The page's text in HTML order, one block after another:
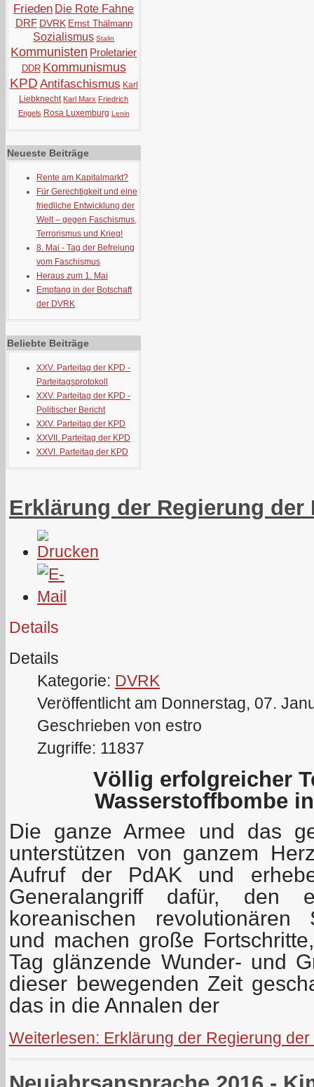
Frieden Die Rote Fahne
DRF DVRK Ernst Thälmann
Sozialismus Stalin
Kommunisten Proletarier
DDR Kommunismus
KPD Antifaschismus Karl
Liebknecht Karl Marx Friedrich
Engels Rosa Luxemburg Lenin
Neueste Beiträge
Rente am Kapitalmarkt?
Für Gerechtigkeit und eine
friedliche Entwicklung der
Welt – gegen Faschismus,
Terrorismus und Krieg!
8. Mai - Tag der Befreiung
vom Faschismus
Heraus zum 1. Mai
Empfang in der Botschaft
der DVRK
Beliebte Beiträge
XXV. Parteitag der KPD -
Parteitagsprotokoll
XXV. Parteitag der KPD -
Politischer Bericht
XXV. Parteitag der KPD
XXVII. Parteitag der KPD
XXVI. Parteitag der KPD
Erklärung der Regierung der
Details
Details
Kategorie: DVRK
Veröffentlicht am Donnerstag, 07.
Geschrieben von estro
Zugriffe: 11837
Völlig erfolgreicher
Wasserstoffbombe
Die ganze Armee und das
unterstützen von ganzem
Aufruf der PdAK und
Generalangriff dafür, den
koreanischen revolutionären
und machen große
Tag glänzende Wunder- und
dieser bewegenden Zeit
das in die Annalen der
Weiterlesen: Erklärung der Regierung der